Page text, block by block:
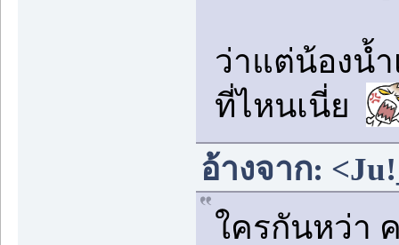
ว่าแต่น้องน้
ที่ไหนเนี่ย
อ้างจาก:
ใครกันหว่า